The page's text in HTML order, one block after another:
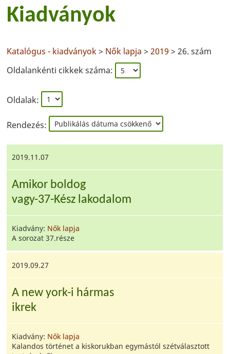
Kiadványok
Katalógus - kiadványok> Nők lapja >2019 > 26. szám
Oldalankénti cikkek száma:
Oldalak:
Rendezés:
2019.11.07
Amikor boldog
vagy-37-Kész lakodalom
Kiadvány: Nők lapja
A sorozat 37.része
2019.09.27
A new york-i hármas
ikrek
Kiadvány: Nők lapja
Kalandos történet a kiskorukban egymástól szétválasztott